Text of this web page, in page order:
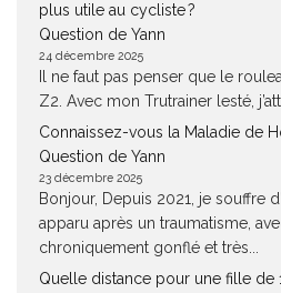
plus utile au cycliste ?
Question de Yann
24 décembre 2025
Il ne faut pas penser que le
Z2. Avec mon Trutrainer lesté,
Connaissez-vous la Maladie de
Question de Yann
23 décembre 2025
Bonjour, Depuis 2021, je souffre
apparu après un traumatisme,
chroniquement gonflé et très...
Quelle distance pour une fille de